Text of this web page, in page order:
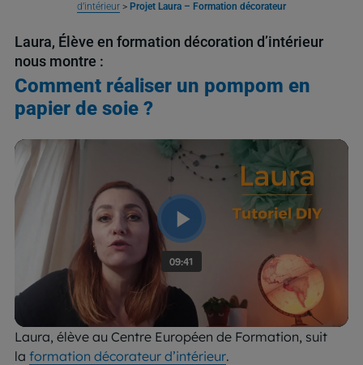
d’intérieur > Projet Laura – Formation décorateur
Laura, Élève en formation décoration d’intérieur
nous montre :
Comment réaliser un pompom en
papier de soie ?
Laura, élève au Centre Européen de Formation, suit
la formation décorateur d’intérieur.